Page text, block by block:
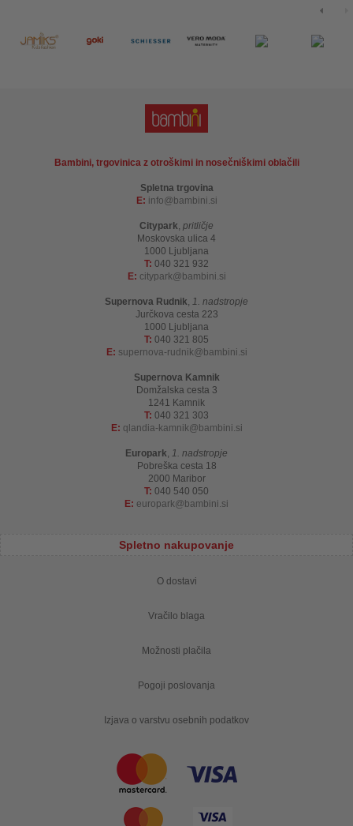
Bambini, trgovinica z otroškimi in nosečniškimi oblačili
Spletna trgovina
E: info bambini.si
Citypark, pritličje
Moskovska ulica 4
1000 Ljubljana
T: 040 321 932
E: citypark bambini.si
Supernova Rudnik, 1. nadstropje
Jurčkova cesta 223
1000 Ljubljana
T: 040 321 805
E: supernova-rudnik bambini.si
Supernova Kamnik
Domžalska cesta 3
1241 Kamnik
T: 040 321 303
E: qlandia-kamnik bambini.si
Europark, 1. nadstropje
Pobreška cesta 18
2000 Maribor
T: 040 540 050
E: europark bambini.si
Spletno nakupovanje
O dostavi
Vračilo blaga
Možnosti plačila
Pogoji poslovanja
Izjava o varstvu osebnih podatkov